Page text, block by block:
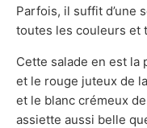
Parfois, il suffit d’une
toutes les couleurs et
Cette salade en est la
et le rouge juteux de
et le blanc crémeux
assiette aussi belle